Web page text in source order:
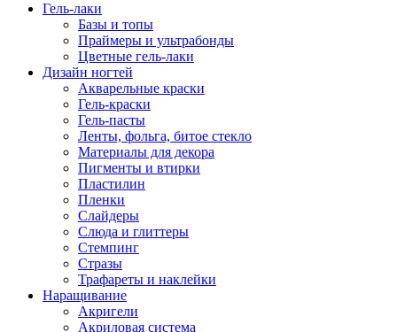
Гель-лаки
Базы и топы
Праймеры и ультрабонды
Цветные гель-лаки
Дизайн ногтей
Акварельные краски
Гель-краски
Гель-пасты
Ленты, фольга, битое стекло
Материалы для декора
Пигменты и втирки
Пластилин
Пленки
Слайдеры
Слюда и глиттеры
Стемпинг
Стразы
Трафареты и наклейки
Наращивание
Акригели
Акриловая система